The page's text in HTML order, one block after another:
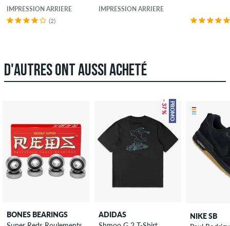
IMPRESSION ARRIÈRE
(2)
IMPRESSION ARRIÈRE
D'AUTRES ONT AUSSI ACHETÉ
BONES BEARINGS
PROMO
– 37 %
ADIDAS
NIKE SB